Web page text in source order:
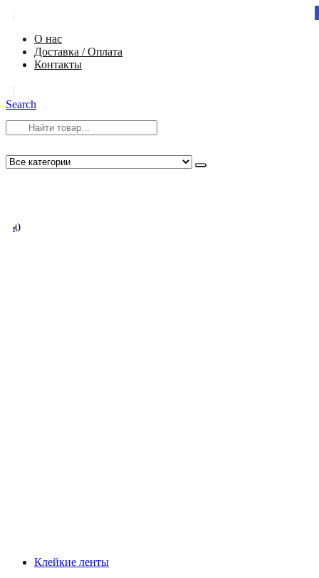
О нас
Доставка / Оплата
Контакты
Search
00
Клейкие ленты